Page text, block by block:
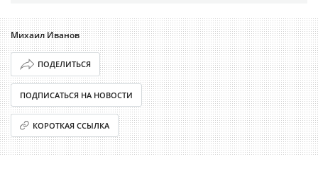
Михаил Иванов
ПОДЕЛИТЬСЯ
ПОДПИСАТЬСЯ НА НОВОСТИ
КОРОТКАЯ ССЫЛКА